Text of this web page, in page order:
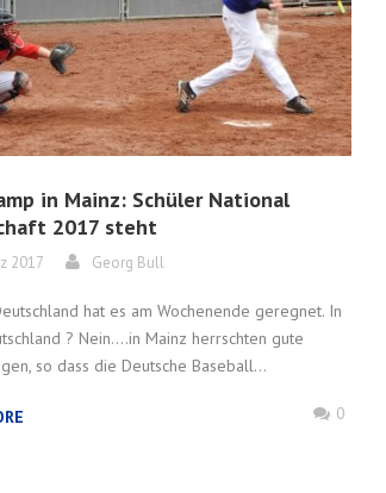
in Mainz: Schüler National
2017 steht
2017 Georg Bull
hat es am Wochenende geregnet. In
? Nein….in Mainz herrschten gute
so dass die Deutsche Baseball...
0